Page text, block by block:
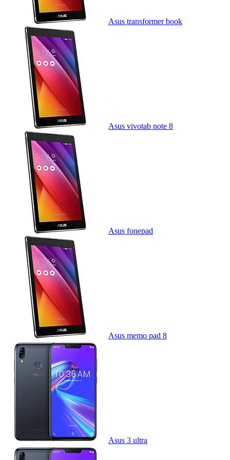
Asus transformer book
Asus vivotab note 8
Asus fonepad
Asus memo pad 8
Asus 3 ultra